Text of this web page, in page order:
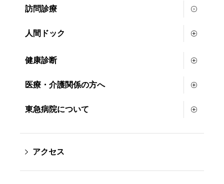
訪問診療
人間ドック
健康診断
医療・介護関係の方へ
東急病院について
アクセス